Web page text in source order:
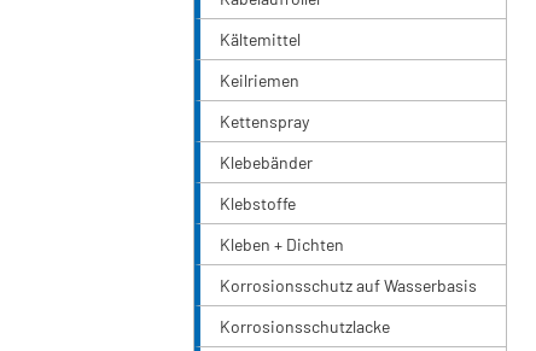
Kältemittel
Keilriemen
Kettenspray
Klebebänder
Klebstoffe
Kleben + Dichten
Korrosionsschutz auf Wasserbasis
Korrosionsschutzlacke